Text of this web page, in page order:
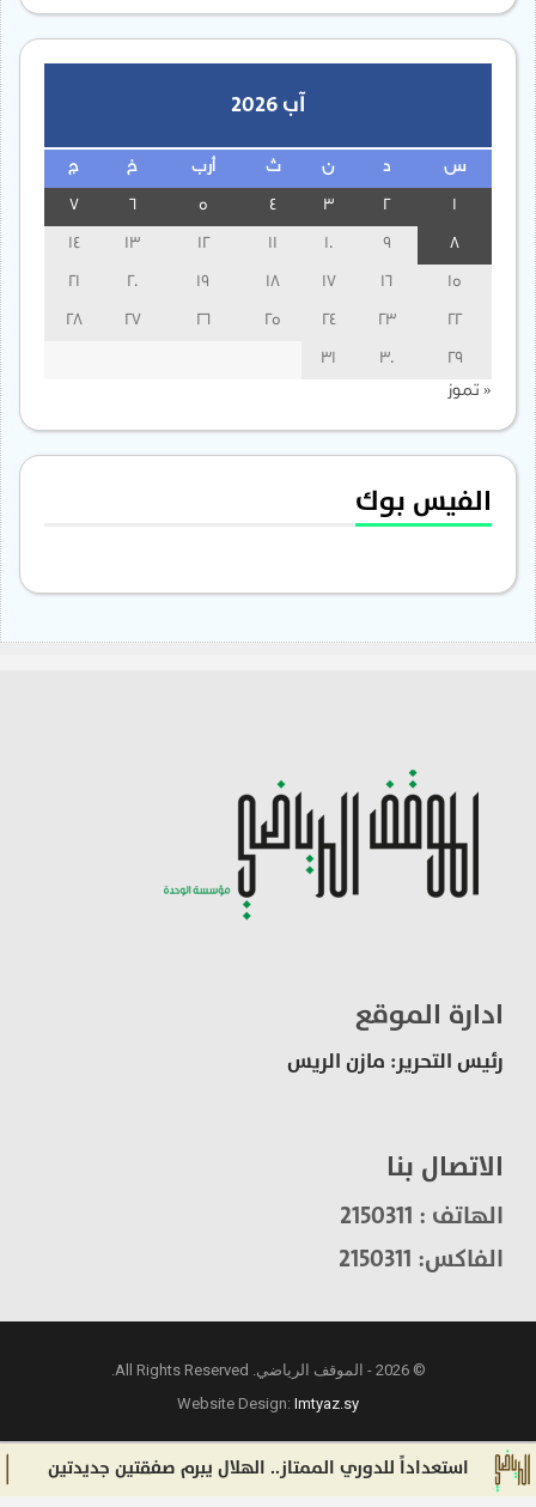
آب 2026
س ن ث أرب خ ج
3
13
14
15
16
17
18
19
20
21
22
23
24
25
26
27
28
29
30
31
« تموز
الفيس بوك
ادارة الموقع
رئيس التحرير: مازن الريس
الاتصال بنا
الهاتف : 2150311
الفاكس: 2150311
© 2026 - الموقف الرياضي. All Rights Reserved.
Website Design:Imtyaz.sy
استعداداً للدوري الممتاز.. الهلال يبرم صفقتين جديدتين